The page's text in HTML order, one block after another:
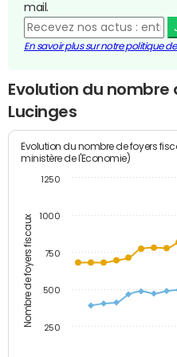
mail.
En savoir plus sur notre politique
Evolution du nombre
Lucinges
Nombre de foyers fiscaux
Evolution du nombre de foyers
ministère de l'Economie)
250
500
750
1000
1250